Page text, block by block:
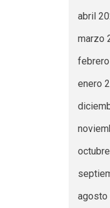
abril
marzo
enero
agosto